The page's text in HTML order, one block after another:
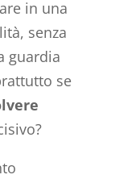
in una
senza
guardia
se